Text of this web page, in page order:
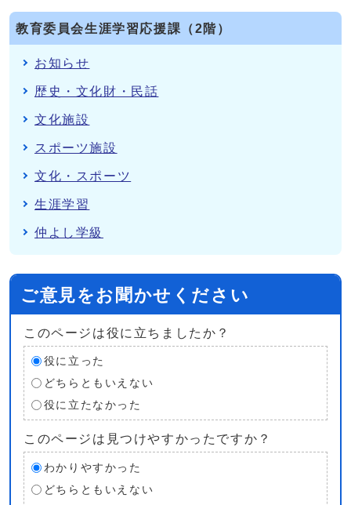
教育委員会生涯学習応援課（2階）
お知らせ
歴史・文化財・民話
文化施設
スポーツ施設
文化・スポーツ
生涯学習
仲よし学級
ご意見をお聞かせください
このページは役に立ちましたか？
役に立った
どちらともいえない
役に立たなかった
このページは見つけやすかったですか？
わかりやすかった
どちらともいえない